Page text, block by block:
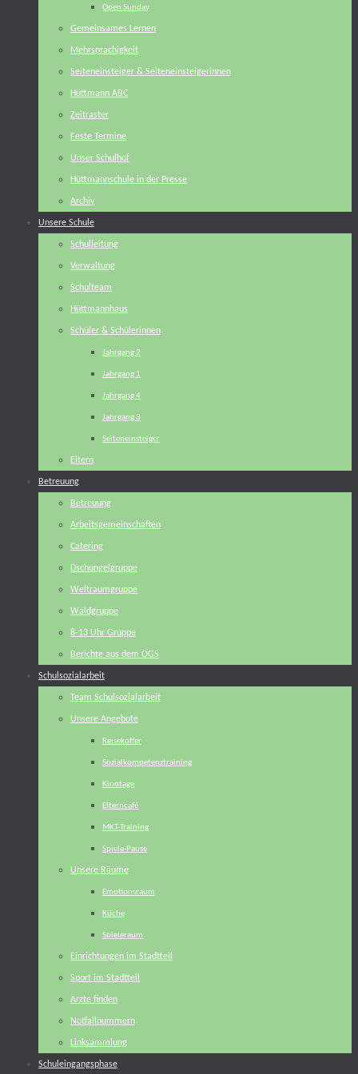
Open Sunday
Gemeinsames Lernen
Mehrsprachigkeit
Seiteneinsteiger & Seiteneinsteigerinnen
Hüttmann ABC
Zeitraster
Feste Termine
Unser Schulhof
Hüttmannschule in der Presse
Archiv
Unsere Schule
Schulleitung
Verwaltung
Schulteam
Hüttmannhaus
Schüler & Schülerinnen
Jahrgang 2
Jahrgang 1
Jahrgang 4
Jahrgang 3
Seiteneinsteiger
Eltern
Betreuung
Betreuung
Arbeitsgemeinschaften
Catering
Dschungelgruppe
Weltraumgruppe
Waldgruppe
8-13 Uhr Gruppe
Berichte aus dem OGS
Schulsozialarbeit
Team Schulsozialarbeit
Unsere Angebote
Reisekoffer
Sozialkompetenztraining
Kinotage
Elterncafé
MKT-Training
Spiele-Pause
Unsere Räume
Emotionsraum
Küche
Spieleraum
Einrichtungen im Stadtteil
Sport im Stadtteil
Ärzte finden
Notfallnummern
Linksammlung
Schuleingangsphase